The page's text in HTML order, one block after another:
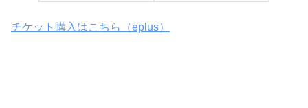
チケット購入はこちら（eplus）